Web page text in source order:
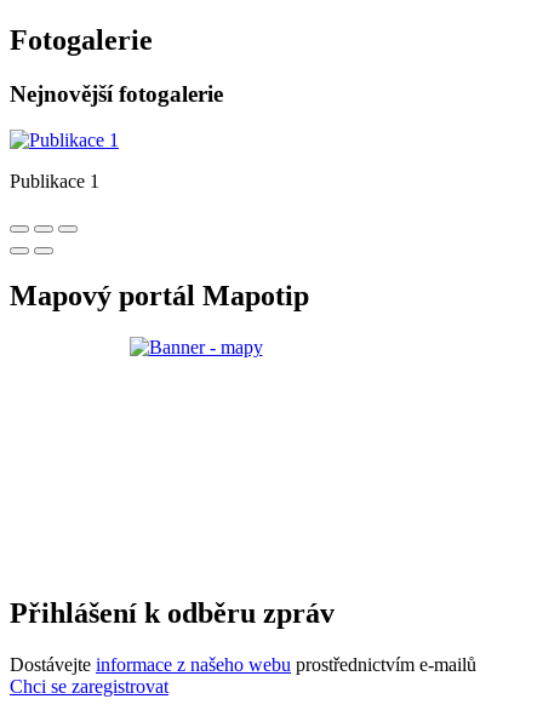
Fotogalerie
Nejnovější fotogalerie
Publikace 1
Mapový portál Mapotip
Přihlášení k odběru zpráv
Dostávejte informace z našeho webu prostřednictvím e-mailů
Chci se zaregistrovat